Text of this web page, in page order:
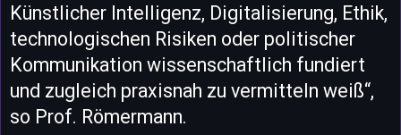
Künstlicher Intelligenz, Digitalisierung, Ethik,
technologischen Risiken oder politischer
Kommunikation wissenschaftlich fundiert
und zugleich praxisnah zu vermitteln weiß“,
so Prof. Römermann.